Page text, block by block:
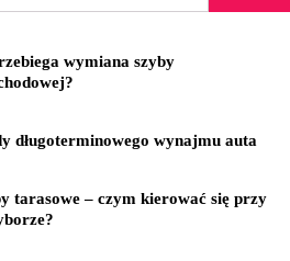
wymiana szyby
długoterminowego wynajmu auta
tarasowe – czym kierować się przy